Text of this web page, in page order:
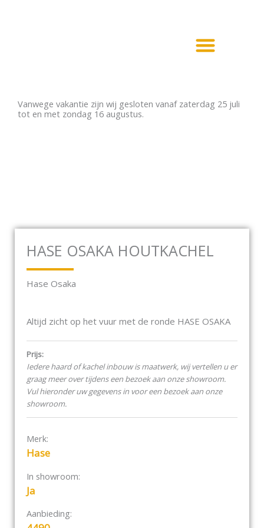
Vanwege vakantie zijn wij gesloten vanaf zaterdag 25 juli
tot en met zondag 16 augustus.
HASE OSAKA HOUTKACHEL
Hase Osaka
Altijd zicht op het vuur met de ronde HASE OSAKA
optimale beleving van het vuur. De hoge kacheldeur
is eenvoudig te bedienen op stahoogte. De
exclusieve, handgemaakte keramieke panelen met
verticale lijnstructuur is verkrijgbaar in diverse
kleuren en kenmerkt de uitstraling van deze kachel.
OSAKA is geschikt voor ruimtes met een
lage/gemiddelde warmtebehoefte.
Dat pleit voor OSAKA
eenvoudig te bedienen op stahoogte
kachel is draaibaar
Prijs:
Iedere haard of kachel inbouw is maatwerk, wij vertellen u er
graag meer over tijdens een bezoek aan onze showroom.
Vul hieronder uw gegevens in voor een bezoek aan onze
showroom.
Merk:
Hase
In showroom:
Ja
Aanbieding: